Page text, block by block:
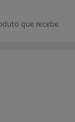
que recebe.